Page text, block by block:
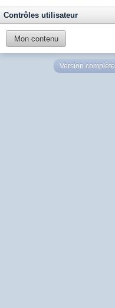
Contrôles utilisateur
Mon contenu
Version complète